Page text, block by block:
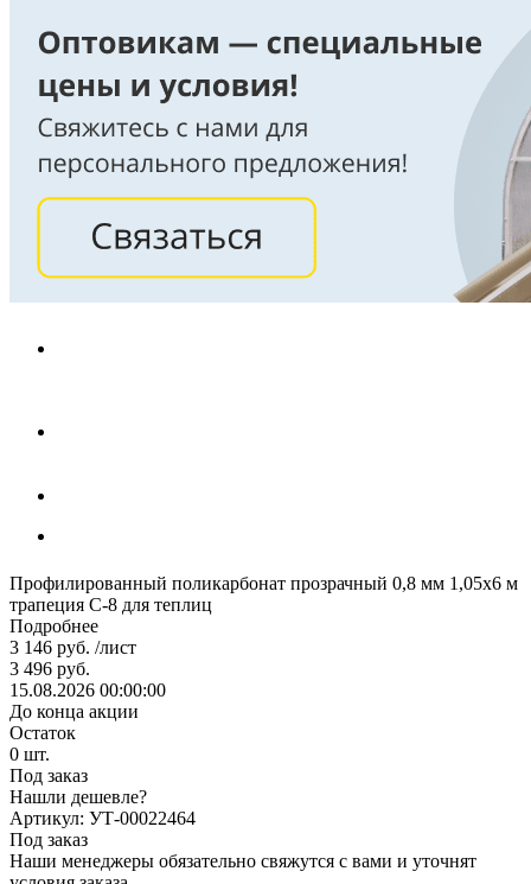
Профилированный поликарбонат прозрачный 0,8 мм 1,05х6 м
трапеция С-8 для теплиц
Подробнее
3 146 руб. /лист
3 496 руб.
15.08.2026 00:00:00
До конца акции
Остаток
0 шт.
Под заказ
Нашли дешевле?
Артикул: УТ-00022464
Под заказ
Наши менеджеры обязательно свяжутся с вами и уточнят